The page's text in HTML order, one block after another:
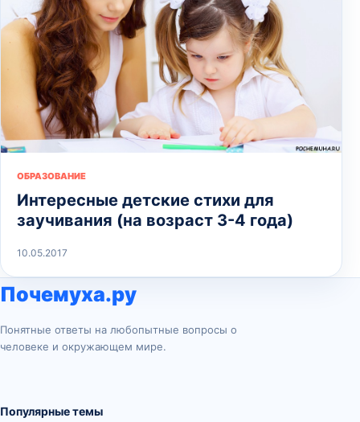
ОБРАЗОВАНИЕ
Интересные детские стихи для
заучивания (на возраст 3-4 года)
10.05.2017
Почемуха.ру
Понятные ответы на любопытные вопросы о
человеке и окружающем мире.
Популярные темы